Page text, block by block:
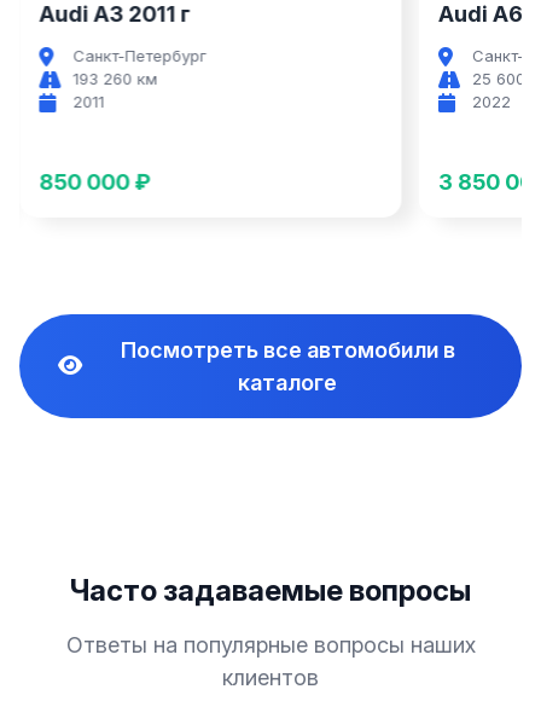
Audi A6 2022 г
Санкт-Петербург
3 850 000 ₽
Посмотреть все автомобили в
каталоге
Часто задаваемые вопросы
Ответы на популярные вопросы наших
клиентов